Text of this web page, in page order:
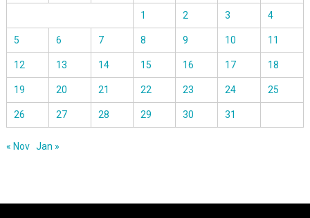
1 2 3 4
5 6 7 8 9 10 11
12 13 14 15 16 17 18
19 20 21 22 23 24 25
26 27 28 29 30 31
« Nov Jan »